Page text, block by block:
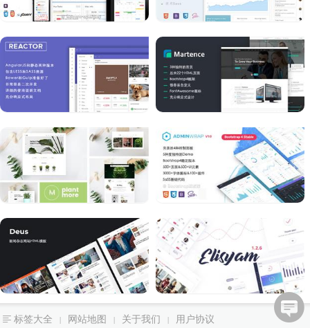
标签大全 | 网站地图 | 关于我们 | 用户协议